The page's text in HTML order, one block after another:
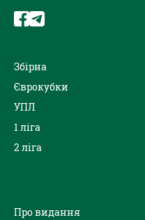
Збірна
Єврокубки
УПЛ
1 ліга
2 ліга
Про видання